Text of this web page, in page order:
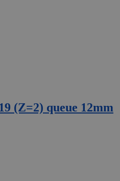
(Z=2) queue 12mm